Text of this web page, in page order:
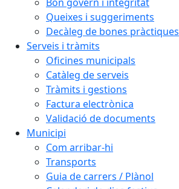
Queixes i suggeriments
Decàleg de bones pràctiques
Serveis i tràmits
Oficines municipals
Catàleg de serveis
Tràmits i gestions
Factura electrònica
Validació de documents
Municipi
Com arribar-hi
Transports
Guia de carrers / Plànol